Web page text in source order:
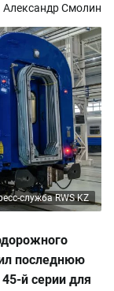
Александр Смолин
служба RWS KZ
последнюю
й серии для